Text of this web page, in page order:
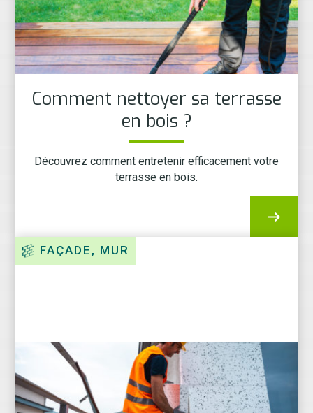
Comment nettoyer sa terrasse
en bois ?
Découvrez comment entretenir efficacement votre
terrasse en bois.
FAÇADE, MUR